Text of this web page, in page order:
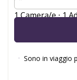
1 Camera/e ⋅ 1
Sono in viaggio